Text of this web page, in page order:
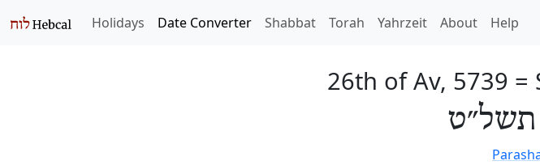
Holidays Date Converter Shabbat Torah Yahrzeit About Help
26th of Av, 5739 =
תשל״ט